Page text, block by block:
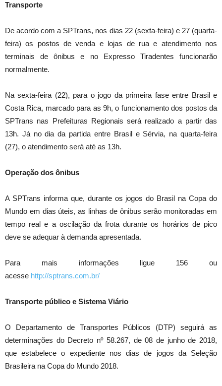
Transporte
De acordo com a SPTrans, nos dias 22 (sexta-feira) e 27 (quarta-
feira) os postos de venda e lojas de rua e atendimento nos
terminais de ônibus e no Expresso Tiradentes funcionarão
normalmente.
Na sexta-feira (22), para o jogo da primeira fase entre Brasil e
Costa Rica, marcado para as 9h, o funcionamento dos postos da
SPTrans nas Prefeituras Regionais será realizado a partir das
13h. Já no dia da partida entre Brasil e Sérvia, na quarta-feira
(27), o atendimento será até as 13h.
Operação dos ônibus
A SPTrans informa que, durante os jogos do Brasil na Copa do
Mundo em dias úteis, as linhas de ônibus serão monitoradas em
tempo real e a oscilação da frota durante os horários de pico
deve se adequar à demanda apresentada.
Para mais informações ligue 156 ou
acesse http://sptrans.com.br/
Transporte público e Sistema Viário
O Departamento de Transportes Públicos (DTP) seguirá as
determinações do Decreto nº 58.267, de 08 de junho de 2018,
que estabelece o expediente nos dias de jogos da Seleção
Brasileira na Copa do Mundo 2018.